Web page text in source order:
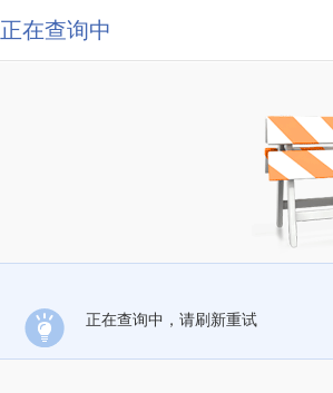
正在查询中
正在查询中，请刷新重试